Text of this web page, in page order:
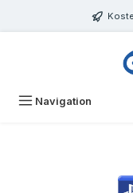
Zum Hauptinhalt springen
Navigation
Bildergalerie